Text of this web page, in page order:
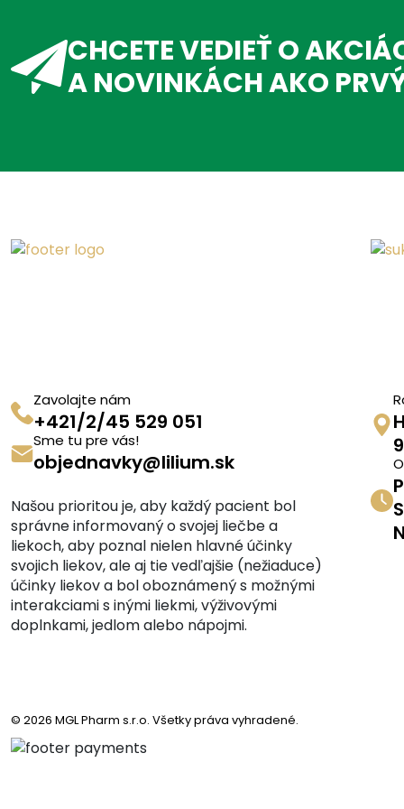
CHCETE VEDIEŤ O
A NOVINKÁCH AKO
Zavolajte nám
+421/2/45 529 051
Sme tu pre vás!
objednavky@lilium.sk
Našou prioritou je, aby každý pacient bol
správne informovaný o svojej liečbe a
liekoch, aby poznal nielen hlavné účinky
svojich liekov, ale aj tie vedľajšie (nežiaduce)
účinky liekov a bol oboznámený s možnými
interakciami s inými liekmi, výživovými
doplnkami, jedlom alebo nápojmi.
© 2026 MGL Pharm s.r.o. Všetky práva vyhradené.